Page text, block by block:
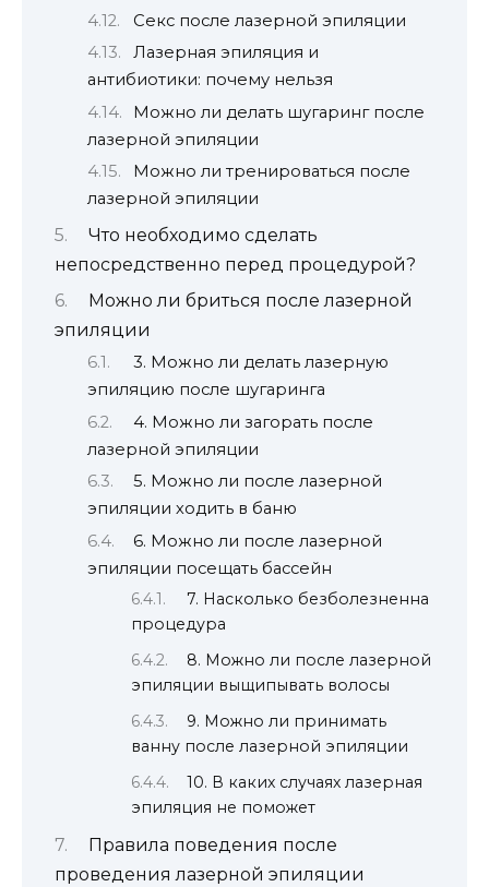
Секс после лазерной эпиляции
Лазерная эпиляция и
антибиотики: почему нельзя
Можно ли делать шугаринг после
лазерной эпиляции
Можно ли тренироваться после
лазерной эпиляции
Что необходимо сделать
непосредственно перед процедурой?
Можно ли бриться после лазерной
эпиляции
3. Можно ли делать лазерную
эпиляцию после шугаринга
4. Можно ли загорать после
лазерной эпиляции
5. Можно ли после лазерной
эпиляции ходить в баню
6. Можно ли после лазерной
эпиляции посещать бассейн
7. Насколько безболезненна
процедура
8. Можно ли после лазерной
эпиляции выщипывать волосы
9. Можно ли принимать
ванну после лазерной эпиляции
10. В каких случаях лазерная
эпиляция не поможет
Правила поведения после
проведения лазерной эпиляции